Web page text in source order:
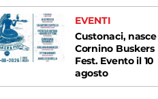
EVENTI
Custonaci,
Cornino Buskers
Fest. Evento il 10
agosto